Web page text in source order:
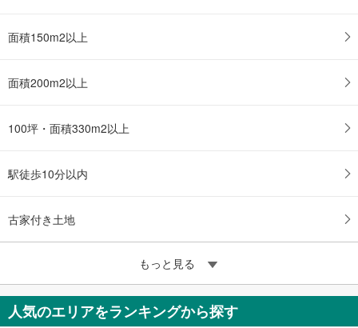
面積150m2以上
面積200m2以上
100坪・面積330m2以上
駅徒歩10分以内
古家付き土地
もっと見る
人気のエリアをランキングから探す